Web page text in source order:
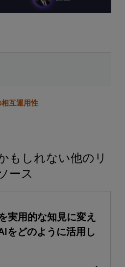
互運用性
もしれない他のリ
ース
実用的な知見に変え
をどのように活用し